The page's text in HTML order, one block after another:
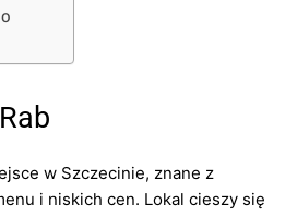
w Szczecinie, znane z
i niskich cen. Lokal cieszy się